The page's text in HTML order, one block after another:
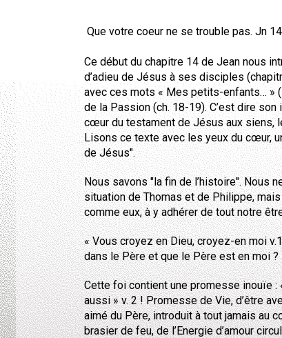
Que votre coeur ne se trouble pas. Jn
Ce début du chapitre 14 de Jean nous
d’adieu de Jésus à ses disciples
avec ces mots « Mes petits-enfants… »
de la Passion (ch. 18-19). C’est dire
cœur du testament de Jésus aux siens,
Lisons ce texte avec les yeux du cœur,
de Jésus".
Nous savons "la fin de l’histoire". Nous
situation de Thomas et de Philippe,
comme eux, à y adhérer de tout notre
« Vous croyez en Dieu, croyez-en moi
dans le Père et que le Père est en moi ?
Cette foi contient une promesse inouïe :
aussi » v. 2 ! Promesse de Vie, d’être
aimé du Père, introduit à tout jamais au
brasier de feu, de l’Energie d’amour